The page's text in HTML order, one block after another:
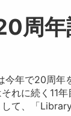
周年
年で20周年
れに続く11
て、「